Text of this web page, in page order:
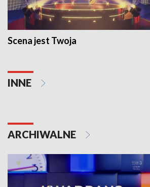
Scena jest Twoja
INNE
ARCHIWALNE